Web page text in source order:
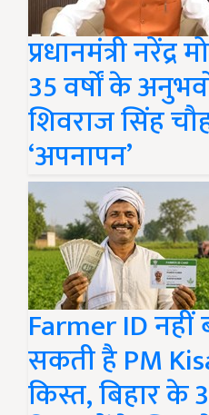
प्रधानमंत्री
35 वर्षों के
शिवराज सिंह
‘अपनापन’
Farmer ID
सकती है PM
किस्त, बिहार के